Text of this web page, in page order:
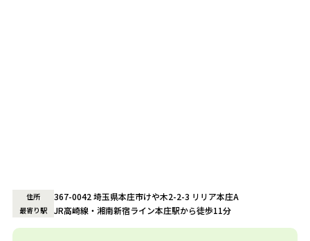
住所 367-0042 埼玉県本庄市けや木2-2-3 リリア本庄A
最寄り駅 JR高崎線・湘南新宿ライン本庄駅から徒歩11分